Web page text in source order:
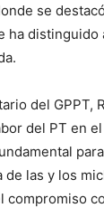
se
ha distinguido
del GPPT,
del PT en
las y los